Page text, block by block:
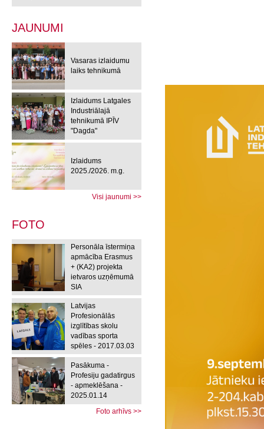
JAUNUMI
Vasaras izlaidumu
laiks tehnikumā
Izlaidums Latgales
Industriālajā
tehnikumā IPĪV
"Dagda"
Izlaidums
2025./2026. m.g.
Visi jaunumi >>
FOTO
Personāla īstermiņa
apmācība Erasmus
+ (KA2) projekta
ietvaros uzņēmumā
SIA
Latvijas
Profesionālās
izglītības skolu
vadības sporta
spēles - 2017.03.03
Pasākuma -
Profesiju gadatirgus
- apmeklēšana -
2025.01.14
Foto arhīvs >>